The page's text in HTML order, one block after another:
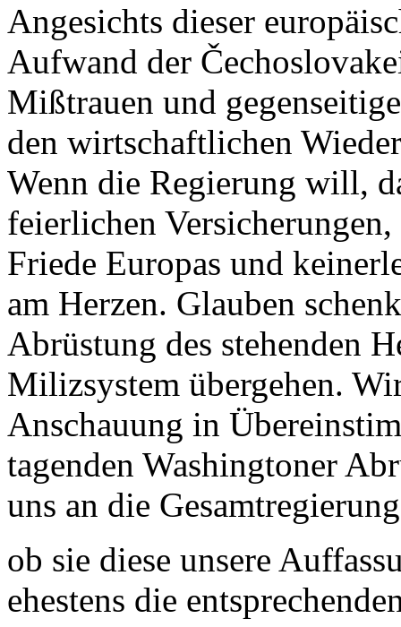
Angesichts dieser
Aufwand der
Mißtrauen und
den wirtschaftlichen
Wenn die Regierung will,
feierlichen
Friede Europas und
am Herzen. Glauben
Abrüstung des stehenden
Milizsystem übergehen.
Anschauung in
tagenden Washingtoner
uns an die
ob sie diese unsere
ehestens die